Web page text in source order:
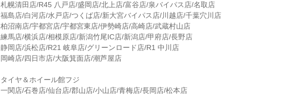
札幌清田店/R45 八戸店/盛岡店/北上店/富谷店/泉バイパス店/名取店
福島店/白河店/水戸店/つくば店/新大宮バイパス店/川越店/千葉穴川店
柏沼南店/宇都宮店/宇都宮東店/伊勢崎店/高崎店/武蔵村山店
練馬店/横浜店/相模原店/新潟竹尾IC店/新潟店/甲府店/長野店
静岡店/浜松店/R21 岐阜店/グリーンロード店/R1 中川店
岡崎店/四日市店/大阪箕面店/潮芦屋店
タイヤ＆ホイール館フジ
一関店/石巻店/仙台店/郡山店/小山店/青梅店/長岡店/松本店